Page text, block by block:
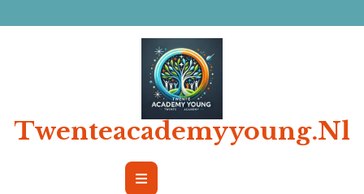
naar
Twenteacademyyoung.nl
Open